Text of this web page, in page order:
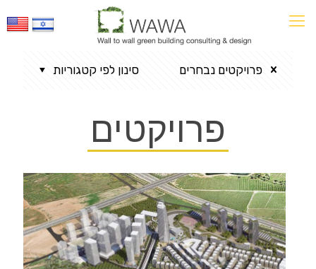
סינון לפי קטגוריות פרויקטים נבחרים
פרויקטים
שכונת נחל פרדסים נווה
שרת מזרח תל אביב